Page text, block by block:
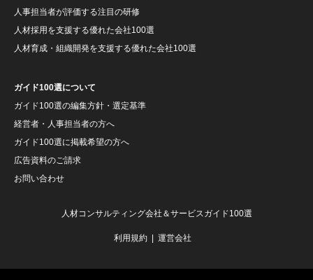
人事担当者が評価する注目の研修
人材採用を支援する優れた会社100選
人材育成・組織開発を支援する優れた会社100選
ガイド100選について
ガイド100選の編集方針・選定基準
経営者・人事担当者の方へ
ガイド100選に掲載希望の方へ
広告資料のご請求
お問い合わせ
人材コンサルティング会社＆サービスガイド100選
利用規約 運営会社